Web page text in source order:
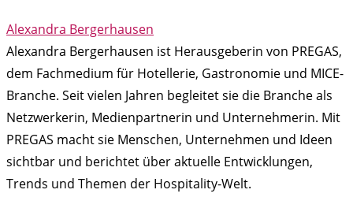
Alexandra Bergerhausen
Alexandra Bergerhausen ist Herausgeberin von PREGAS,
dem Fachmedium für Hotellerie, Gastronomie und MICE-
Branche. Seit vielen Jahren begleitet sie die Branche als
Netzwerkerin, Medienpartnerin und Unternehmerin. Mit
PREGAS macht sie Menschen, Unternehmen und Ideen
sichtbar und berichtet über aktuelle Entwicklungen,
Trends und Themen der Hospitality-Welt.